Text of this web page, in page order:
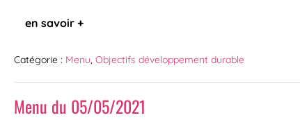
en savoir +
Catégorie : Menu, Objectifs développement durable
Menu du 05/05/2021